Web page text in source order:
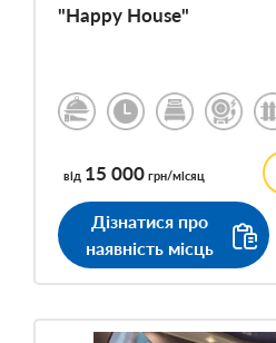
"Happy House"
від 15 000 грн/місяц
Дізнатися про
наявність місць